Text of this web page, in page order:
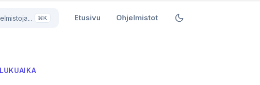
⌘K Etusivu Ohjelmistot